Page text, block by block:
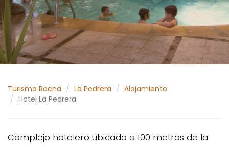
Turismo Rocha La Pedrera
Alojamiento
Hotel La Pedrera
Complejo hotelero ubicado a 100 metros de la